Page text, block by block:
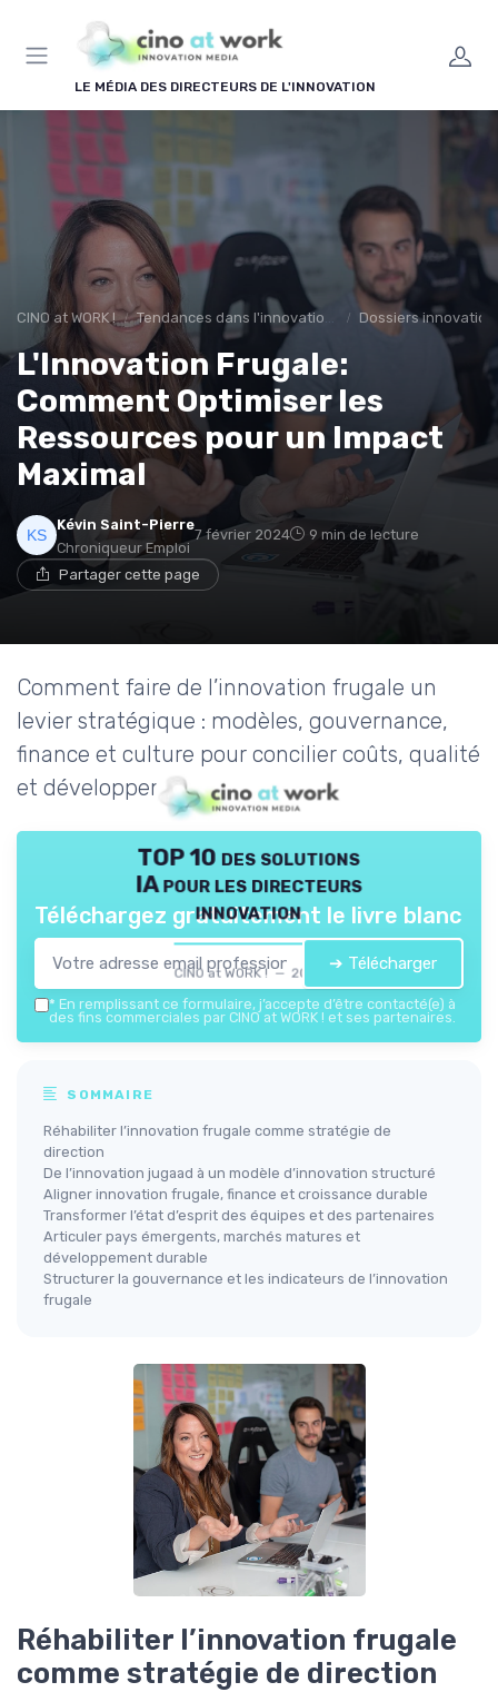
LE MÉDIA DES DIRECTEURS DE L'INNOVATION
CINO at WORK ! Tendances dans l'innovation en entreprise Dossiers innovation
L'Innovation Frugale:
Comment Optimiser les
Ressources pour un Impact
Maximal
Kévin Saint-Pierre
Chroniqueur Emploi
7 février 2024 9 min de lecture
Partager cette page
Comment faire de l’innovation frugale un
levier stratégique : modèles, gouvernance,
finance et culture pour concilier coûts, qualité
et développement durable.
TOP 10 des solutions
IA pour les directeurs
innovation
CINO at WORK ! — 2026
Téléchargez gratuitement le livre blanc
➔ Télécharger
* En remplissant ce formulaire, j’accepte d’être contacté(e) à
des fins commerciales par CINO at WORK ! et ses partenaires.
SOMMAIRE
Réhabiliter l’innovation frugale comme stratégie de
direction
De l’innovation jugaad à un modèle d’innovation structuré
Aligner innovation frugale, finance et croissance durable
Transformer l’état d’esprit des équipes et des partenaires
Articuler pays émergents, marchés matures et
développement durable
Structurer la gouvernance et les indicateurs de l’innovation
frugale
Réhabiliter l’innovation frugale
comme stratégie de direction